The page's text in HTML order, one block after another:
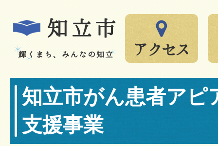
知立市がん患者アピ
支援事業